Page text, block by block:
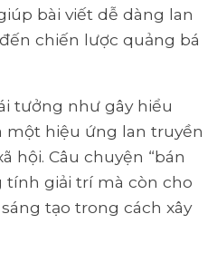
bài viết dễ dàng lan
chiến lược quảng bá
tưởng như gây hiểu
một hiệu ứng lan truyền
hội. Câu chuyện “bán
giải trí mà còn cho
tạo trong cách xây